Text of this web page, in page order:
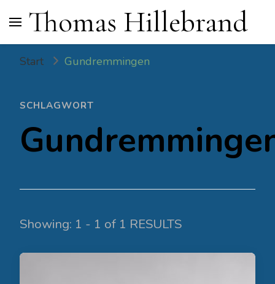
Thomas Hillebrand
Start Gundremmingen
SCHLAGWORT
Showing: 1 - 1 of 1 RESULTS